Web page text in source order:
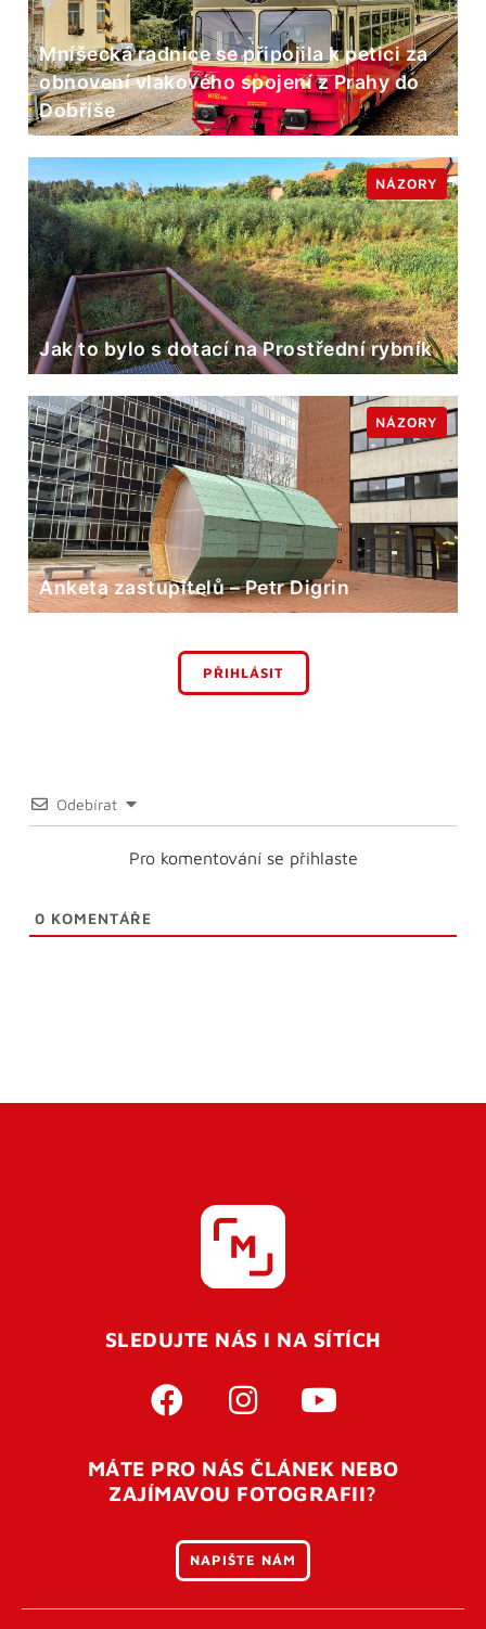
Mníšecká radnice se připojila k petici za
obnovení vlakového spojení z Prahy do
Dobříše
Jak to bylo s dotací na Prostřední rybník
NÁZORY
Anketa zastupitelů – Petr Digrin
NÁZORY
PŘIHLÁSIT
Odebírat
Pro komentování se přihlaste
0 KOMENTÁŘE
SLEDUJTE NÁS I NA SÍTÍCH
MÁTE PRO NÁS ČLÁNEK NEBO
ZAJÍMAVOU FOTOGRAFII?
NAPIŠTE NÁM